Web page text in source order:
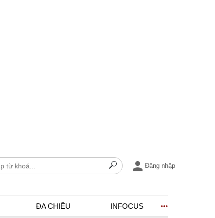
Đăng nhập
ĐA CHIỀU INFOCUS